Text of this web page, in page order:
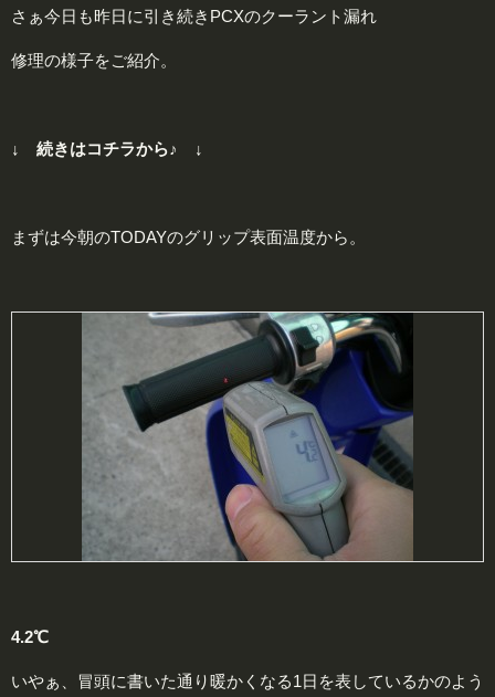
さぁ今日も昨日に引き続きPCXのクーラント漏れ
修理の様子をご紹介。
↓ 続きはコチラから♪ ↓
まずは今朝のTODAYのグリップ表面温度から。
4.2℃
いやぁ、冒頭に書いた通り暖かくなる1日を表しているかのよう